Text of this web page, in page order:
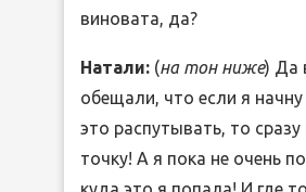
виновата, да?
Натали: (на тон ниже) Да
обещали, что если я
это распутывать, то
точку! А я пока не очень